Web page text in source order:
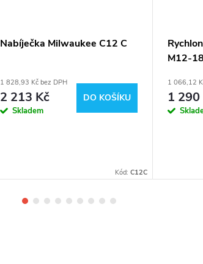
Nabíječka Milwaukee C12 C
1 828,93 Kč bez DPH
2 213 Kč
Skladem
DO KOŠÍKU
Kód: C12C
M12-
1 066,12
1 290